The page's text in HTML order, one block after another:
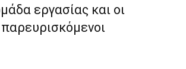
εργασίας και οι
παρευρισκόμενοι